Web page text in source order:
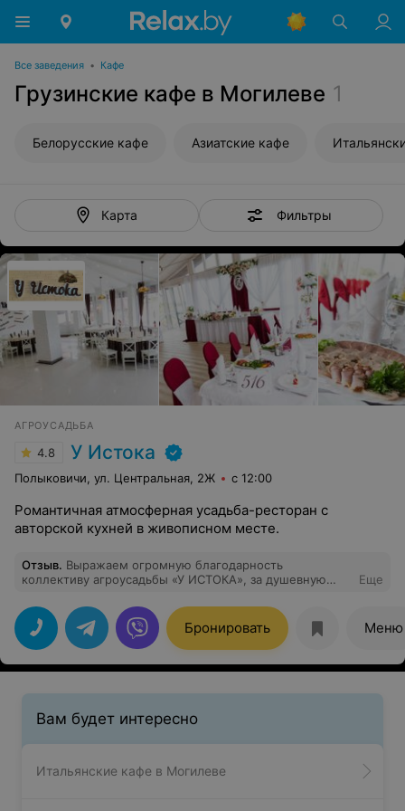
Все заведения • Кафе
Грузинские кафе в Могилеве 1
Белорусские кафе Азиатские кафе
Карта Фильтры
АГРОУСАДЬБА
4.8 У Истока
Полыковичи, ул. Центральная, 2Ж с 12:00
Романтичная атмосферная усадьба-ресторан с
авторской кухней в живописном месте.
Отзыв. Выражаем огромную благодарность
коллективу агроусадьбы «У ИСТОКА», за душевную
персонал,замечательное и красивое место для отдыха
! Советуем. НЕ ПОЖАЛЕЕТЕ!!!
Еще
Бронировать Меню
Вам будет интересно
Итальянские кафе в Могилеве